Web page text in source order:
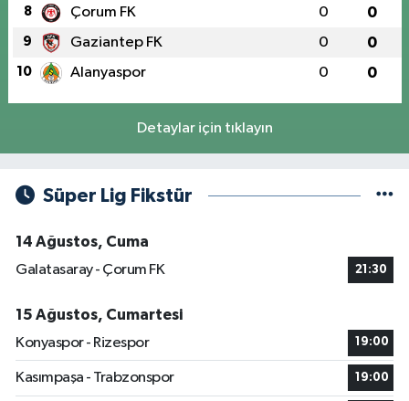
8 Çorum FK 0 0
9 Gaziantep FK 0 0
10 Alanyaspor 0 0
Detaylar için tıklayın
Süper Lig Fikstür
14 Ağustos, Cuma
Galatasaray - Çorum FK
21:30
15 Ağustos, Cumartesi
Konyaspor - Rizespor
19:00
Kasımpaşa - Trabzonspor 19:00